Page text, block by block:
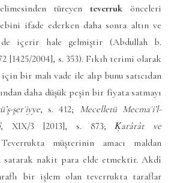
türeyenteverruk önceleri
ifade ederken daha sonra altın ve
içerir hale gelmiştir (Abdullah b.
[1425/2004], s. 353). Fıkıh terimi olarak
bir malı vade ile alıp bunu satıcıdan
daha düşük peşin bir fiyata satmayı
şerʿiyye, s. 412; Mecelletü Mecmaʿi’l-
, XIX/3 [2013], s. 873;Ḳarârât ve
müşterinin amacı maldan
satarak nakit para elde etmektir. Akdî
bir işlem olan teverrukta taraflar